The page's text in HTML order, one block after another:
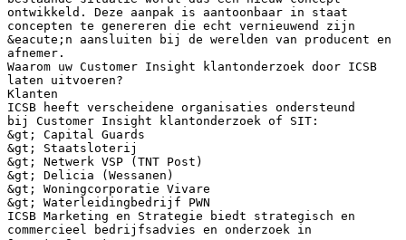
ontwikkeld. Deze aanpak is aantoonbaar in staat
concepten te genereren die echt vernieuwend zijn
&eacute;n aansluiten bij de werelden van producent en
afnemer.
Waarom uw Customer Insight klantonderzoek door ICSB
laten uitvoeren?
Klanten
ICSB heeft verscheidene organisaties ondersteund
bij Customer Insight klantonderzoek of SIT:
&gt; Capital Guards
&gt; Staatsloterij
&gt; Netwerk VSP (TNT Post)
&gt; Delicia (Wessanen)
&gt; Woningcorporatie Vivare
&gt; Waterleidingbedrijf PWN
ICSB Marketing en Strategie biedt strategisch en
commercieel bedrijfsadvies en onderzoek in